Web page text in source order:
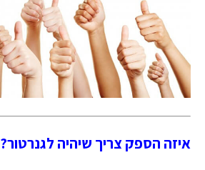
איזה הספק צריך שיהיה לגנרטור?